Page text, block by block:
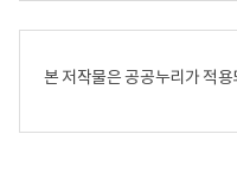
본 저작물은 공공누리가 적